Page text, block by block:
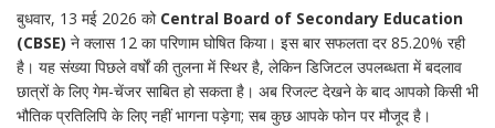
बुधवार, 13 मई 2026 को Central Board of Secondary Education
(CBSE) ने क्लास 12 का परिणाम घोषित किया। इस बार सफलता दर 85.20% रही
है। यह संख्या पिछले वर्षों की तुलना में स्थिर है, लेकिन डिजिटल उपलब्धता में बदलाव
छात्रों के लिए गेम-चेंजर साबित हो सकता है। अब रिजल्ट देखने के बाद आपको किसी भी
भौतिक प्रतिलिपि के लिए नहीं भागना पड़ेगा; सब कुछ आपके फोन पर मौजूद है।